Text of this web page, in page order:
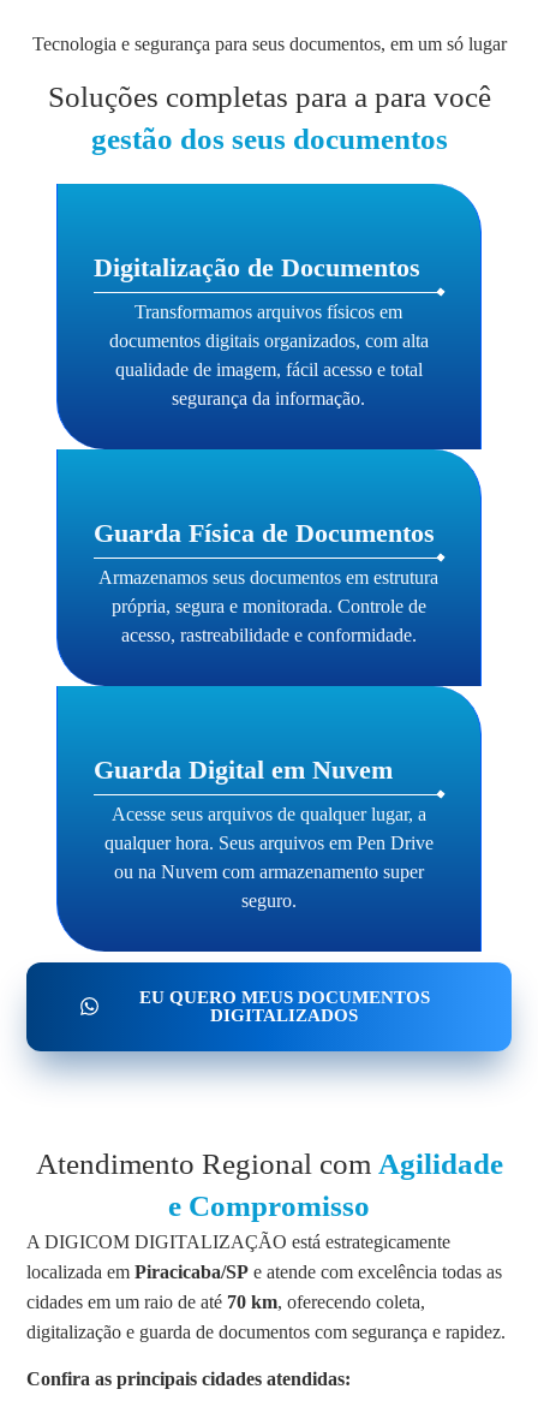
Tecnologia e segurança para seus documentos, em um só lugar
Soluções completas para a para você
gestão dos seus documentos
Digitalização de Documentos
Transformamos arquivos físicos em
documentos digitais organizados, com alta
qualidade de imagem, fácil acesso e total
segurança da informação.
Guarda Física de Documentos
Armazenamos seus documentos em estrutura
própria, segura e monitorada. Controle de
acesso, rastreabilidade e conformidade.
Guarda Digital em Nuvem
Acesse seus arquivos de qualquer lugar, a
qualquer hora. Seus arquivos em Pen Drive
ou na Nuvem com armazenamento super
seguro.
EU QUERO MEUS DOCUMENTOS
DIGITALIZADOS
Atendimento Regional com Agilidade
e Compromisso
A DIGICOM DIGITALIZAÇÃO está estrategicamente
localizada emPiracicaba/SP e atende com excelência todas as
cidades em um raio de até 70 km, oferecendo coleta,
digitalização e guarda de documentos com segurança e rapidez.
Confira as principais cidades atendidas: